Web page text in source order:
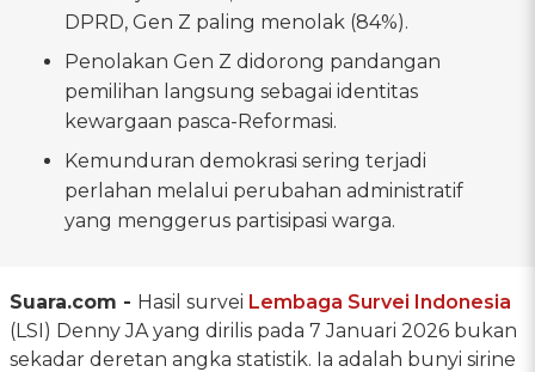
DPRD, Gen Z paling menolak (84%).
Penolakan Gen Z didorong pandangan
pemilihan langsung sebagai identitas
kewargaan pasca-Reformasi.
Kemunduran demokrasi sering terjadi
perlahan melalui perubahan administratif
yang menggerus partisipasi warga.
Suara.com - Hasil survei Lembaga Survei Indonesia
(LSI) Denny JA yang dirilis pada 7 Januari 2026 bukan
sekadar deretan angka statistik. Ia adalah bunyi sirine